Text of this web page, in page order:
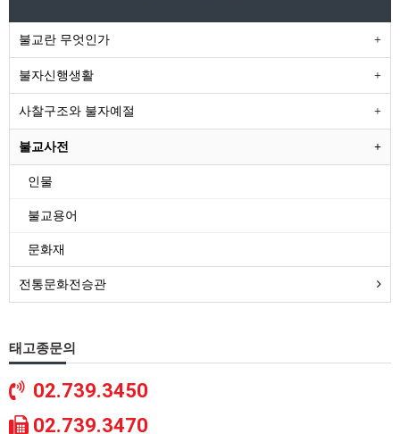
불교란 무엇인가
불자신행생활
사찰구조와 불자예절
불교사전
인물
불교용어
문화재
전통문화전승관
태고종문의
02.739.3450
02.739.3470